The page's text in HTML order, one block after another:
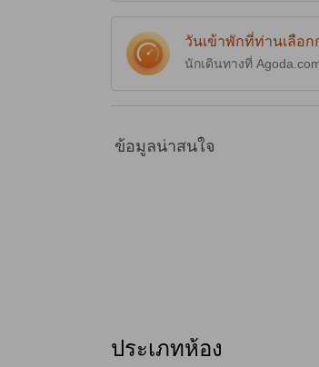
วันเข้าพักที่ท่านเลือก
นักเดินทางที่
ข้อมูลน่าสนใจ
ประเภทห้อง